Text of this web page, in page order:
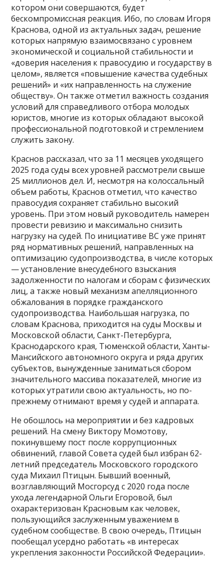
котором они совершаются, будет
бескомпромиссная реакция. Ибо, по словам Игоря
Краснова, одной из актуальных задач, решение
которых напрямую взаимосвязано с уровнем
экономической и социальной стабильности и
«доверия населения к правосудию и государству в
целом», является «повышение качества судебных
решений» и «их направленность на служение
обществу». Он также отметил важность создания
условий для справедливого отбора молодых
юристов, многие из которых обладают высокой
профессиональной подготовкой и стремлением
служить закону.
Краснов рассказал, что за 11 месяцев уходящего
2025 года суды всех уровней рассмотрели свыше
25 миллионов дел. И, несмотря на колоссальный
объем работы, Краснов отметил, что качество
правосудия сохраняет стабильно высокий
уровень. При этом новый руководитель намерен
провести ревизию и максимально снизить
нагрузку на судей. По инициативе ВС уже принят
ряд нормативных решений, направленных на
оптимизацию судопроизводства, в числе которых
— установление внесудебного взыскания
задолженности по налогам и сборам с физических
лиц, а также новый механизм апелляционного
обжалования в порядке гражданского
судопроизводства. Наибольшая нагрузка, по
словам Краснова, приходится на суды Москвы и
Московской области, Санкт-Петербурга,
Краснодарского края, Тюменской области, Ханты-
Мансийского автономного округа и ряда других
субъектов, вынужденные заниматься сбором
значительного массива показателей, многие из
которых утратили свою актуальность, но по-
прежнему отнимают время у судей и аппарата.
Не обошлось на мероприятии и без кадровых
решений. На смену Виктору Момотову,
покинувшему пост после коррупционных
обвинений, главой Совета судей был избран 62-
летний председатель Московского городского
суда Михаил Птицын. Бывший военный,
возглавляющий Мосгорсуд с 2020 года после
ухода легендарной Ольги Егоровой, был
охарактеризован Красновым как человек,
пользующийся заслуженным уважением в
судебном сообществе. В свою очередь, Птицын
пообещал усердно работать «в интересах
укрепления законности Российской Федерации».